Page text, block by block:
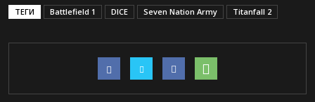
ТЕГИ Battlefield 1 DICE Seven Nation Army Titanfall 2